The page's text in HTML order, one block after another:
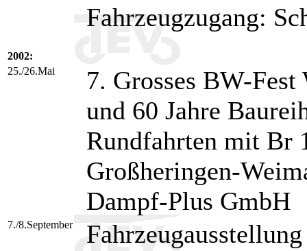
Fahrzeugzugang:
2002:
25./26.Mai
7. Grosses BW-
und 60 Jahre
Rundfahrten mit Br
Großheringen-
Dampf-Plus GmbH
7./8.September